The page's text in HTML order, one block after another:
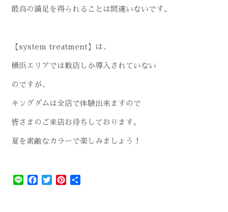
最高の満足を得られることは間違いないです。
【system treatment】は、
横浜エリアでは数店しか導入されていない
のですが、
キングダムは全店で体験出来ますので
皆さまのご来店お待ちしております。
夏を素敵なカラーで楽しみましょう！
Line Facebook
TwitterPinterest